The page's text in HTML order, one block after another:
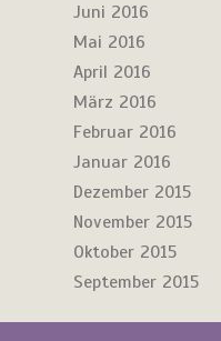
Juni 2016
Mai 2016
April 2016
März 2016
Februar 2016
Januar 2016
Dezember 2015
November 2015
Oktober 2015
September 2015